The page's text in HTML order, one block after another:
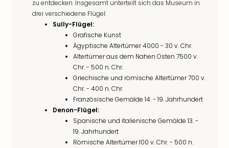
zu entdecken. Insgesamt unterteilt sich das Museum in
drei verschiedene Flügel:
Sully-Flügel:
Grafische Kunst
Ägyptische Altertümer 4000 - 30 v. Chr.
Altertümer aus dem Nahen Osten 7500 v.
Chr. - 500 n. Chr.
Griechische und römische Altertümer 700 v.
Chr. - 400 n. Chr.
Französische Gemälde 14. - 19. Jahrhundert
Denon-Flügel:
Spanische und italienische Gemälde 13. -
19. Jahrhundert
Römische Altertümer 100 v. Chr. - 500 n.